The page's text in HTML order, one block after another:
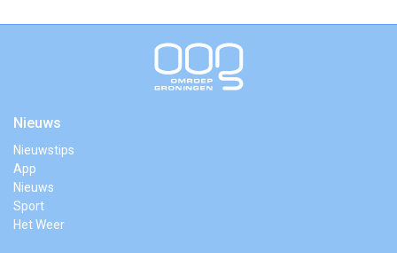
Nieuws
Nieuwstips
App
Nieuws
Sport
Het Weer